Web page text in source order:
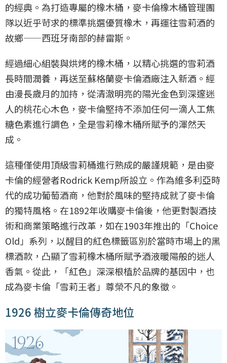
的經典。為打造專屬的橡木桶，麥卡倫橡木桶管理團
隊以近乎苛求的標準挑選優質橡木，再運往雪莉酒的
故鄉——西班牙南部的赫雷斯。
經過細心組裝與烘烤的橡木桶，以精心挑選的雪莉酒
長時間潤養，再送至蘇格蘭麥卡倫酒廠注入新酒。經
由漫長歲月的加持，從清澈明亮的陽光金色到深邃迷
人的桃花心木色，麥卡倫堅持不添加任何一滴人工焦
糖色素進行調色，全是雪莉橡木桶所賦予的渾然天
成。
這種僅使用頂級雪莉桶進行熟成的嚴謹規範，是由麥
卡倫的經營者Rodrick Kemp所設立。作為維多利亞時
代的成功葡萄酒商，他對於風味的堅持成就了麥卡倫
的獨特風格。在1892年收購麥卡倫後，他更對製酒技
術和商業策略進行改革，如在1903年推出的「Choice
Old」系列，以醒目的紅色標籤區別於當時市場上的黑
標酒款，凸顯了雪莉橡木桶所賦予酒液暖陽般的迷人
香氣。從此，「紅色」深深根植於品牌的基因中，也
成為麥卡倫「雪莉王者」尊榮不凡的象徵。
1926 樹立麥卡倫傳奇地位